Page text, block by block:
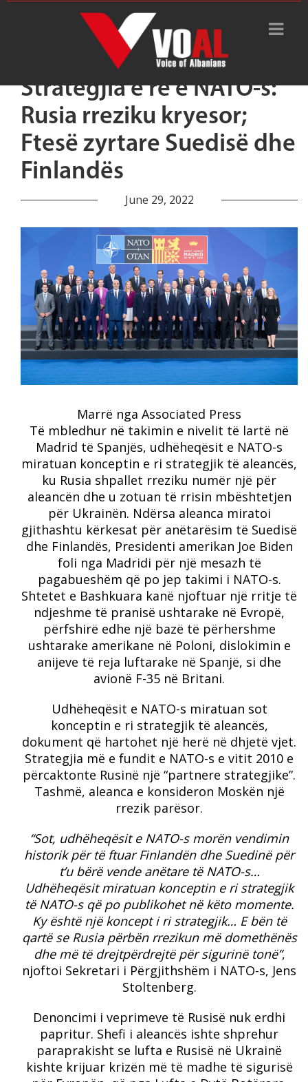
Strategjia e re e NATO-s:
Rusia rreziku kryesor;
Ftesë zyrtare Suedisë dhe
Finlandës
June 29, 2022
Marrë nga Associated Press
Të mbledhur në takimin e nivelit të lartë në
Madrid të Spanjës, udhëheqësit e NATO-s
miratuan konceptin e ri strategjik të aleancës,
ku Rusia shpallet rreziku numër një për
aleancën dhe u zotuan të rrisin mbështetjen
për Ukrainën. Ndërsa aleanca miratoi
gjithashtu kërkesat për anëtarësim të Suedisë
dhe Finlandës, Presidenti amerikan Joe Biden
foli nga Madridi për një mesazh të
pagabueshëm që po jep takimi i NATO-s.
Shtetet e Bashkuara kanë njoftuar një rritje të
ndjeshme të pranisë ushtarake në Evropë,
përfshirë edhe një bazë të përhershme
ushtarake amerikane në Poloni, dislokimin e
anijeve të reja luftarake në Spanjë, si dhe
avionë F-35 në Britani.
Udhëheqësit e NATO-s miratuan sot
konceptin e ri strategjik të aleancës,
dokument që hartohet një herë në dhjetë vjet.
Strategjia më e fundit e NATO-s e vitit 2010 e
përcaktonte Rusinë një “partnere strategjike”.
Tashmë, aleanca e konsideron Moskën një
rrezik parësor.
“Sot, udhëheqësit e NATO-s morën vendimin
historik për të ftuar Finlandën dhe Suedinë për
t’u bërë vende anëtare të NATO-s…
Udhëheqësit miratuan konceptin e ri strategjik
të NATO-s që po publikohet në këto momente.
Ky është një koncept i ri strategjik… E bën të
qartë se Rusia përbën rrezikun më domethënës
dhe më të drejtpërdrejtë për sigurinë tonë”,
njoftoi Sekretari i Përgjithshëm i NATO-s, Jens
Stoltenberg.
Denoncimi i veprimeve të Rusisë nuk erdhi
papritur. Shefi i aleancës ishte shprehur
paraprakisht se lufta e Rusisë në Ukrainë
kishte krijuar krizën më të madhe të sigurisë